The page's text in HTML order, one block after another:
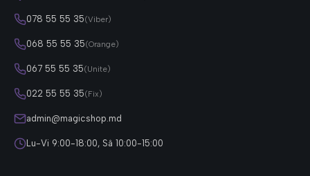
078 55 55 35(Viber)
068 55 55 35(Orange)
067 55 55 35(Unite)
022 55 55 35(Fix)
admin@magicshop.md
Lu-Vi 9:00-18:00, Sâ 10:00-15:00